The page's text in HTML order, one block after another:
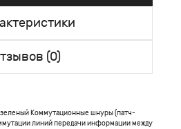
(0)
Коммутационные шнуры (патч-
линий передачи информации между